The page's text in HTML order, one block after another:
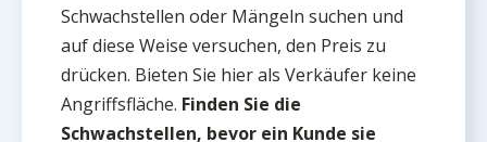
Schwachstellen oder Mängeln suchen und
auf diese Weise versuchen, den Preis zu
drücken. Bieten Sie hier als Verkäufer keine
Angriffsfläche. Finden Sie die
Schwachstellen, bevor ein Kunde sie